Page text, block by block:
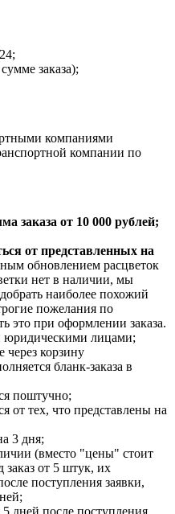
заказа);
компаниями
компании по
заказа от 10 000 рублей;
от представленных на
обновлением расцветок
нет в наличии, мы
наиболее похожий
пожелания по
это при оформлении заказа.
юридическими лицами;
через корзину
бланк-заказа в
поштучно;
от тех, что представлены на
3 дня;
(вместо "цены" стоит
заказ от 5 штук, их
поступления заявки,
5 дней после поступления